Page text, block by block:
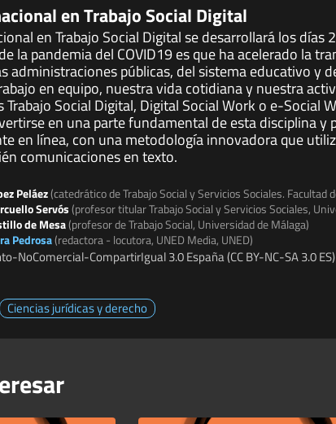
en Trabajo Social Digital
en Trabajo Social Digital se desarrollará los
la pandemia del COVID19 es que ha acelerado la
administraciones públicas, del sistema educativo y
en equipo, nuestra vida cotidiana y nuestra
Social Digital, Digital Social Work o e-Social
en una parte fundamental de esta disciplina y
en línea, con una metodología innovadora que
comunicaciones en texto.
Peláez(catedrático de Trabajo Social y Servicios Sociales. Facultad
Servós(profesor titular Trabajo Social y Servicios Sociales,
de Mesa(profesor de Trabajo Social, Universidad de Málaga)
Pedrosa(redactora - locutora, UNED Media, UNED)
NoComercial-CompartirIgual 3.0 España (CC BY-NC-SA 3.0 ES)
Ciencias jurídicas y derecho